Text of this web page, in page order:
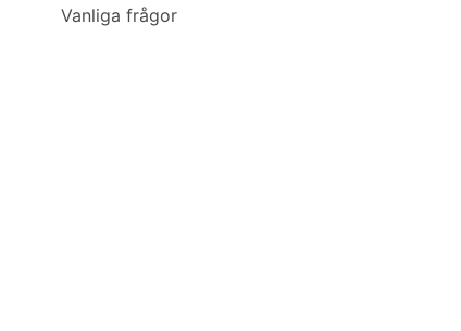
Vanliga frågor